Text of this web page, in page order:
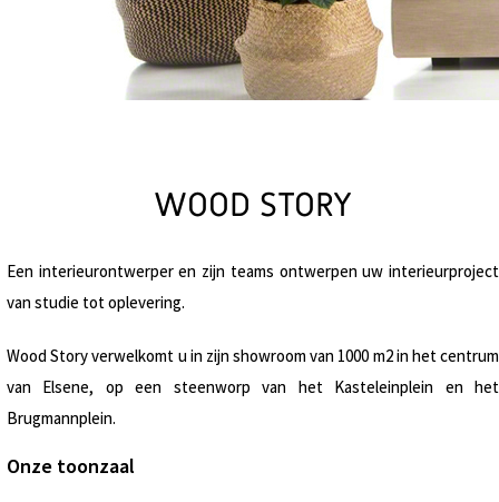
WOOD STORY
Een interieurontwerper en zijn teams ontwerpen uw interieurproject
van studie tot oplevering.
Wood Story verwelkomt u in zijn showroom van 1000 m2 in het centrum
van Elsene, op een steenworp van het Kasteleinplein en het
Brugmannplein.
Onze toonzaal